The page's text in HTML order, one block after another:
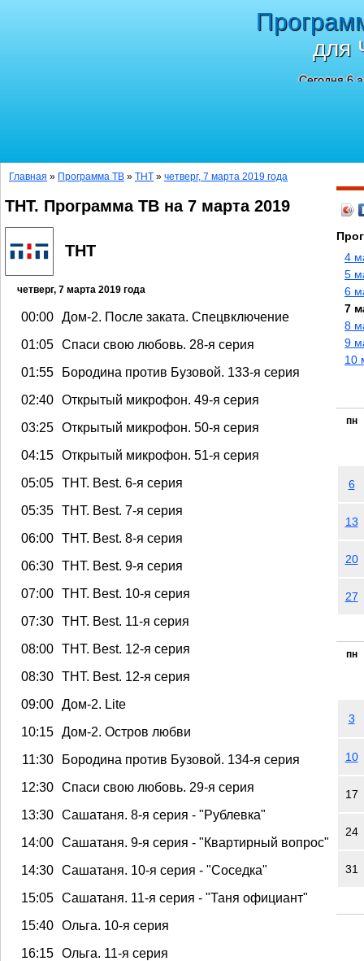
для
Сегодня 6
Главная » Программа ТВ » ТНТ » четверг, 7 марта 2019 года
ТНТ. Программа ТВ на 7 марта 2019
ТНТ
четверг, 7 марта 2019 года
00:00 Дом-2. После заката. Спецвключение
01:05 Спаси свою любовь. 28-я серия
01:55
Бородина против Бузовой. 133-я серия
02:40 Открытый микрофон. 49-я серия
03:25 Открытый микрофон. 50-я серия
04:15 Открытый микрофон. 51-я серия
05:05 ТНТ. Best. 6-я серия
05:35 ТНТ. Best. 7-я серия
06:00 ТНТ. Best. 8-я серия
06:30 ТНТ. Best. 9-я серия
07:00 ТНТ. Best. 10-я серия
07:30 ТНТ. Best. 11-я серия
08:00 ТНТ. Best. 12-я серия
08:30 ТНТ. Best. 12-я серия
09:00 Дом-2. Lite
10:15 Дом-2. Остров любви
11:30
Бородина против Бузовой. 134-я серия
12:30 Спаси свою любовь. 29-я серия
13:30 Сашатаня. 8-я серия - "Рублевка"
14:00 Сашатаня. 9-я серия - "Квартирный вопрос"
14:30 Сашатаня. 10-я серия - "Соседка"
15:05 Сашатаня. 11-я серия - "Таня официант"
15:40 Ольга. 10-я серия
16:15 Ольга. 11-я серия
4
5
6
7
8
9
10
пн
6
13
20
27
пн
3
10
17
24
31